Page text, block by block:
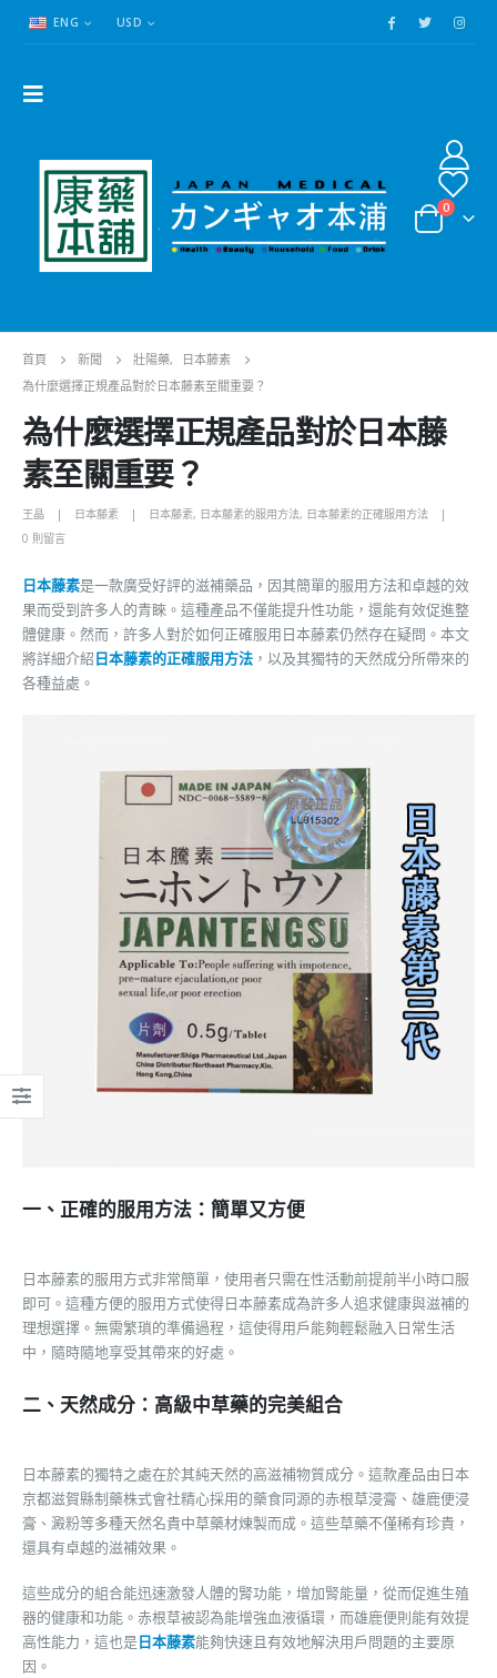
ENG USD
0
首頁 新聞 壯陽藥,
日本藤素
為什麼選擇正規產品對於日本藤素至關重要？
為什麼選擇正規產品對於日本藤
素至關重要？
王晶 日本藤素 日本藤素, 日本藤素的服用方法, 日本藤素的正確服用方法
0 則留言
日本藤素是一款廣受好評的滋補藥品，因其簡單的服用方法和卓越的效
果而受到許多人的青睞。這種產品不僅能提升性功能，還能有效促進整
體健康。然而，許多人對於如何正確服用日本藤素仍然存在疑問。本文
將詳細介紹日本藤素的正確服用方法 ，以及其獨特的天然成分所帶來的
各種益處。
一、正確的服用方法：簡單又方便
日本藤素的服用方式非常簡單，使用者只需在性活動前提前半小時口服
即可。這種方便的服用方式使得日本藤素成為許多人追求健康與滋補的
理想選擇。無需繁瑣的準備過程，這使得用戶能夠輕鬆融入日常生活
中，隨時隨地享受其帶來的好處。
二、天然成分：高級中草藥的完美組合
日本藤素的獨特之處在於其純天然的高滋補物質成分。這款產品由日本
京都滋賀縣制藥株式會社精心採用的藥食同源的赤根草浸膏、雄鹿便浸
膏、澱粉等多種天然名貴中草藥材煉製而成。這些草藥不僅稀有珍貴，
還具有卓越的滋補效果。
這些成分的組合能迅速激發人體的腎功能，增加腎能量，從而促進生殖
器的健康和功能。赤根草被認為能增強血液循環，而雄鹿便則能有效提
高性能力，這也是日本藤素能夠快速且有效地解決用戶問題的主要原
因。